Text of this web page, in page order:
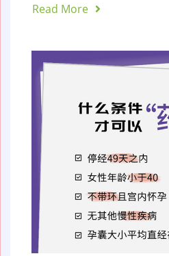
Read More